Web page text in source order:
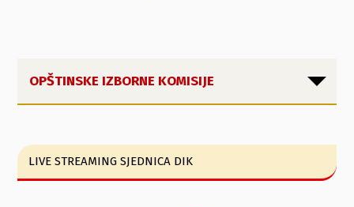
OPŠTINSKE IZBORNE KOMISIJE
LIVE STREAMING SJEDNICA DIK